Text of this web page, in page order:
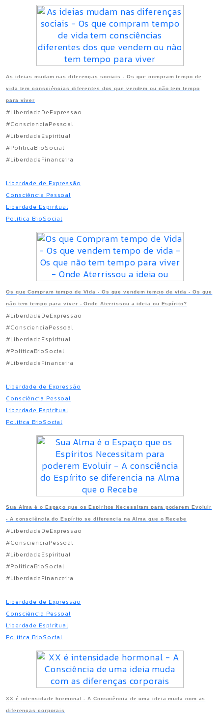
As ideias mudam nas diferenças sociais - Os que compram tempo de
vida tem consciências diferentes dos que vendem ou não tem tempo
para viver
#LiberdadeDeExpressao
#ConscienciaPessoal
#LiberdadeEspiritual
#PoliticaBioSocial
#LiberdadeFinanceira
Liberdade de Expressão
Consciência Pessoal
Liberdade Espiritual
Política BioSocial
Os que Compram tempo de Vida - Os que vendem tempo de vida - Os que
não tem tempo para viver - Onde Aterrissou a ideia ou Espírito?
#LiberdadeDeExpressao
#ConscienciaPessoal
#LiberdadeEspiritual
#PoliticaBioSocial
#LiberdadeFinanceira
Liberdade de Expressão
Consciência Pessoal
Liberdade Espiritual
Política BioSocial
Sua Alma é o Espaço que os Espíritos Necessitam para poderem Evoluir
- A consciência do Espírito se diferencia na Alma que o Recebe
#LiberdadeDeExpressao
#ConscienciaPessoal
#LiberdadeEspiritual
#PoliticaBioSocial
#LiberdadeFinanceira
Liberdade de Expressão
Consciência Pessoal
Liberdade Espiritual
Política BioSocial
XX é intensidade hormonal - A Consciência de uma ideia muda com as
diferenças corporais